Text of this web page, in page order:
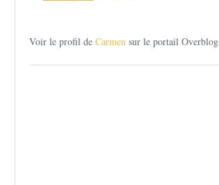
Voir le profil de Carmen sur le portail Overblog